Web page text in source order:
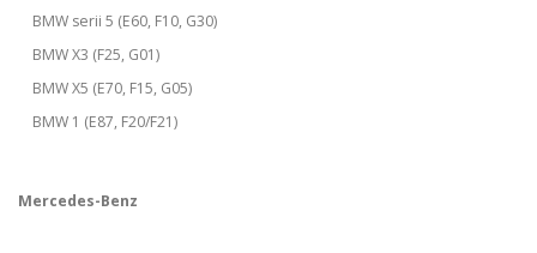
BMW serii 5 (E60, F10, G30)
BMW X3 (F25, G01)
BMW X5 (E70, F15, G05)
BMW 1 (E87, F20/F21)
Mercedes-Benz